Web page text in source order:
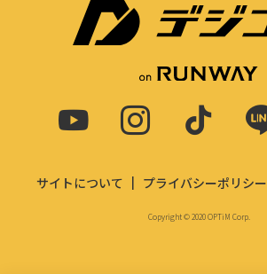
サイトについて プライバシーポリシー
Copyright © 2020 OPTiM Corp.